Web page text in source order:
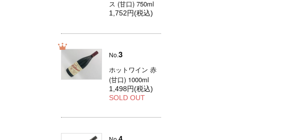
ス (甘口) 750ml
1,752円(税込)
No.3
ホットワイン 赤
(甘口) 1000ml
1,498円(税込)
SOLD OUT